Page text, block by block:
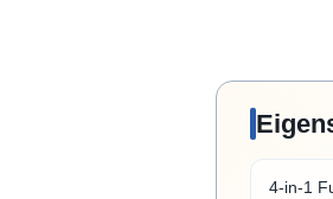
4-in-1